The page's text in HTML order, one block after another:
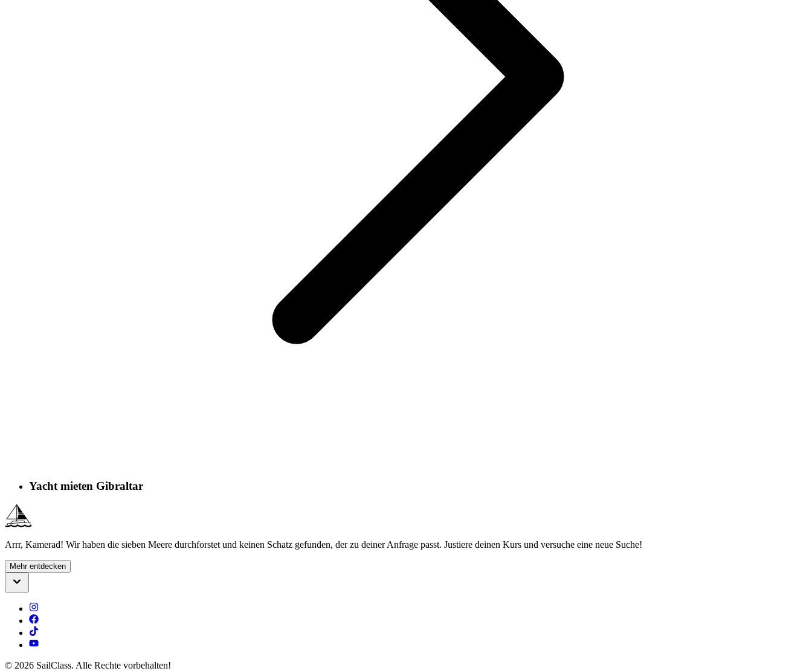
Yacht mieten Gibraltar
Arrr, Kamerad! Wir haben die sieben Meere durchforstet und keinen Schatz gefunden, der zu deiner Anfrage passt. Justiere deinen Kurs und versuche eine neue Suche!
Mehr entdecken
© 2026 SailClass. Alle Rechte vorbehalten!